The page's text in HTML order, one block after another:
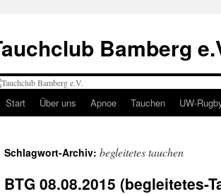
Bamberg
Start Über uns Apnoe Tauchen UW-
Schlagwort-Archiv: begleitetes tauchen
BTG 08.08.2015 (begleitetes-